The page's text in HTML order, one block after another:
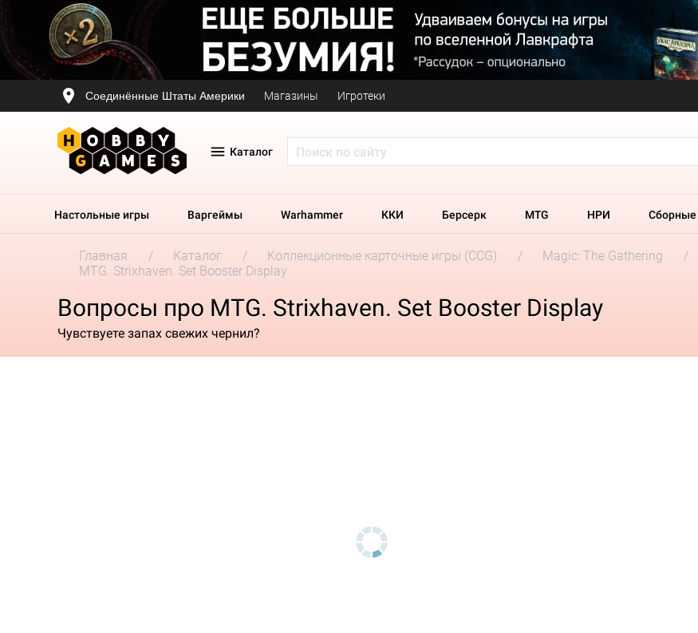
Соединённые Штаты Америки Магазины Игротеки
Каталог
Настольные игры Варгеймы Warhammer ККИ Берсерк MTG НРИ
Главная Каталог Коллекционные карточные игры (CCG) Magic: The Gathering
MTG. Strixhaven. Set Booster Display
Вопросы про MTG. Strixhaven. Set Booster Display
Чувствуете запах свежих чернил?